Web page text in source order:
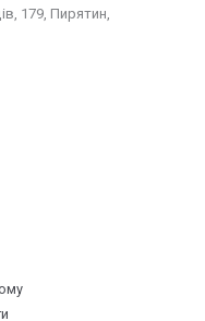
179, Пирятин,